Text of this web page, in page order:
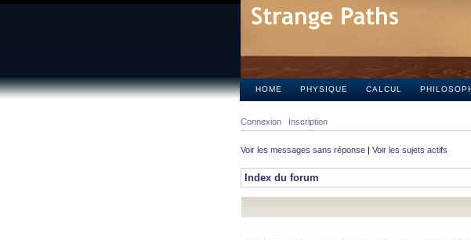
HOME PHYSIQUE CALCUL
Connexion Inscription
Voir les messages sans réponse | Voir les sujets actifs
Index du forum